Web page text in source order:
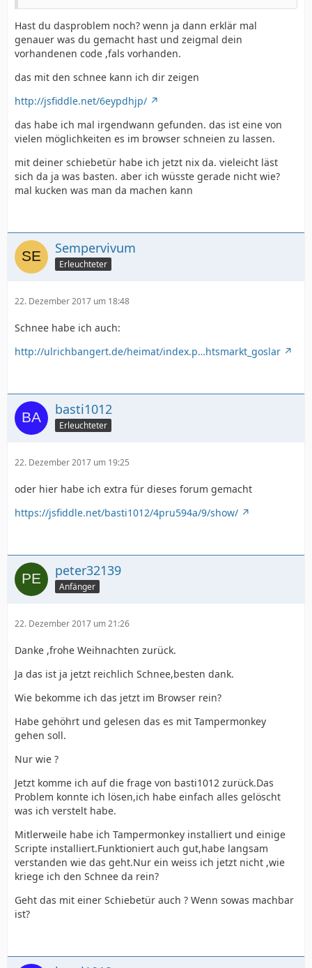
Hast du dasproblem noch? wenn ja dann erklär mal
genauer was du gemacht hast und zeigmal dein
vorhandenen code ,fals vorhanden.
das mit den schnee kann ich dir zeigen
http://jsfiddle.net/6eypdhjp/
das habe ich mal irgendwann gefunden. das ist eine von
vielen möglichkeiten es im browser schneien zu lassen.
mit deiner schiebetür habe ich jetzt nix da. vieleicht läst
sich da ja was basten. aber ich wüsste gerade nicht wie?
mal kucken was man da machen kann
Sempervivum
Erleuchteter
22. Dezember 2017 um 18:48
Schnee habe ich auch:
http://ulrichbangert.de/heimat/index.p…htsmarkt_goslar
basti1012
Erleuchteter
22. Dezember 2017 um 19:25
oder hier habe ich extra für dieses forum gemacht
https://jsfiddle.net/basti1012/4pru594a/9/show/
peter32139
Anfänger
22. Dezember 2017 um 21:26
Danke ,frohe Weihnachten zurück.
Ja das ist ja jetzt reichlich Schnee,besten dank.
Wie bekomme ich das jetzt im Browser rein?
Habe gehöhrt und gelesen das es mit Tampermonkey
gehen soll.
Nur wie ?
Jetzt komme ich auf die frage von basti1012 zurück.Das
Problem konnte ich lösen,ich habe einfach alles gelöscht
was ich verstelt habe.
Mitlerweile habe ich Tampermonkey installiert und einige
Scripte installiert.Funktioniert auch gut,habe langsam
verstanden wie das geht.Nur ein weiss ich jetzt nicht ,wie
kriege ich den Schnee da rein?
Geht das mit einer Schiebetür auch ? Wenn sowas machbar
ist?